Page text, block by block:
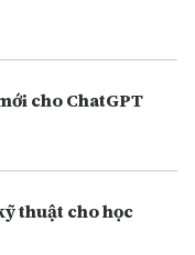
cho ChatGPT
thuật cho học